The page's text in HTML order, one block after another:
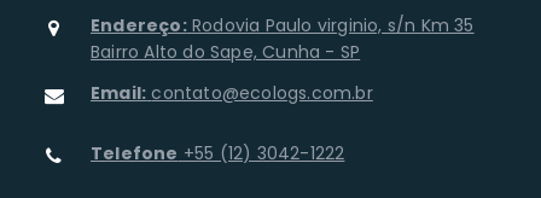
Endereço:Rodovia Paulo virginio, s/n Km 35
Bairro Alto do Sape, Cunha - SP
Email: contato@ecologs.com.br
Telefone +55 (12) 3042-1222